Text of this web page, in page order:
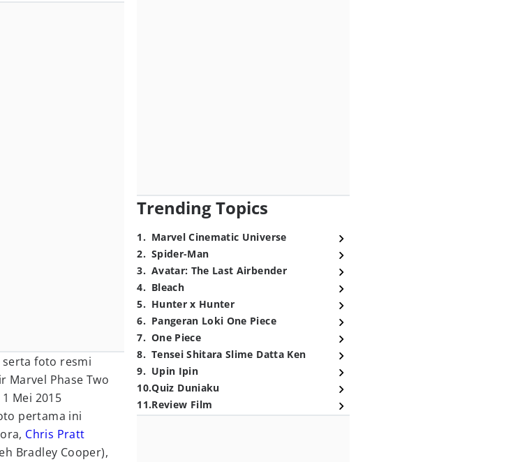
foto resmi
Marvel Phase Two
Mei 2015
pertama ini
Chris Pratt
Bradley Cooper),
Trending Topics
1. Marvel Cinematic Universe
2. Spider-Man
3. Avatar: The Last Airbender
4. Bleach
5. Hunter x Hunter
6. Pangeran Loki One Piece
7. One Piece
8. Tensei Shitara Slime Datta Ken
9. Upin Ipin
10.Quiz Duniaku
11.Review Film